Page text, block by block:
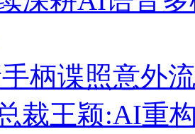
柄谍照意外
裁王颖:AI重